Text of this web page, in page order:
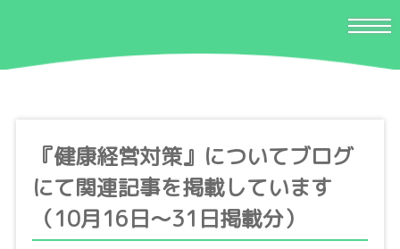
『健康経営対策』についてブログ
にて関連記事を掲載しています
（10月16日〜31日掲載分）